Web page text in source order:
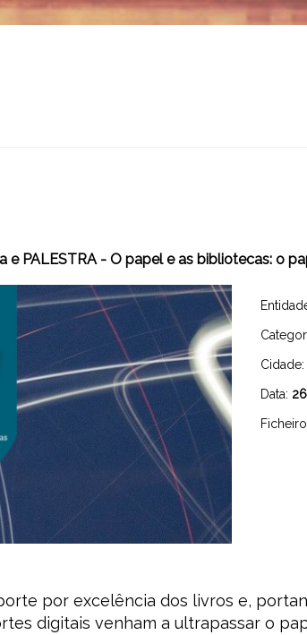
e PALESTRA - O papel e as bibliotecas: o
Cidade:
Data:
por excelência dos livros e,
digitais venham a ultrapassar o